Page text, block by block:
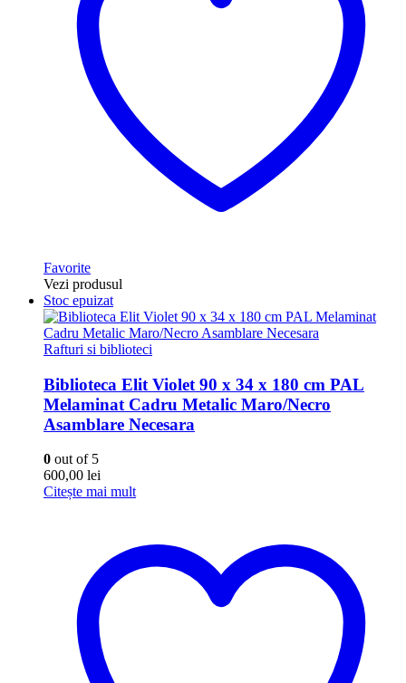
Favorite
Vezi produsul
Stoc epuizat
Rafturi si biblioteci
Biblioteca Elit Violet 90 x 34 x 180 cm PAL
Melaminat Cadru Metalic Maro/Necro
Asamblare Necesara
0 out of 5
600,00 lei
Citește mai mult